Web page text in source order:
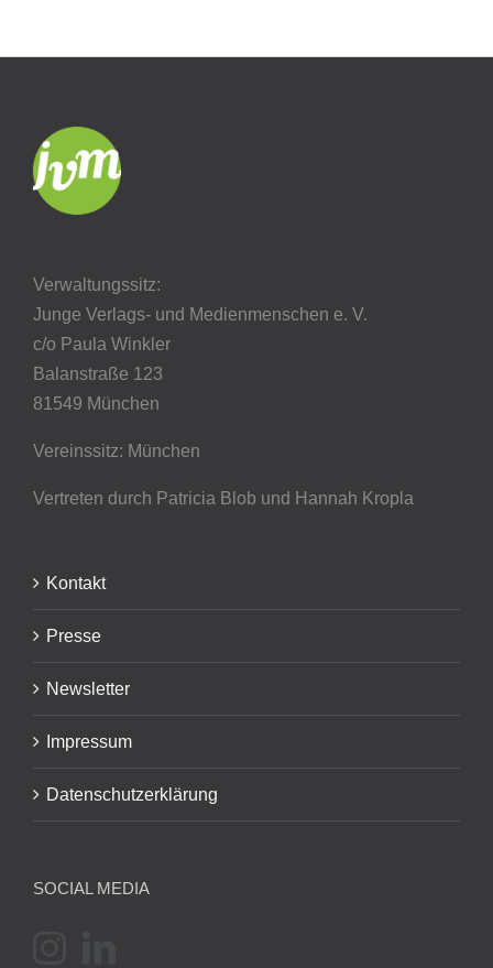
Verwaltungssitz:
Junge Verlags- und Medienmenschen e. V.
c/o Paula Winkler
Balanstraße 123
81549 München
Vereinssitz: München
Vertreten durch Patricia Blob und Hannah Kropla
Kontakt
Presse
Newsletter
Impressum
Datenschutzerklärung
SOCIAL MEDIA